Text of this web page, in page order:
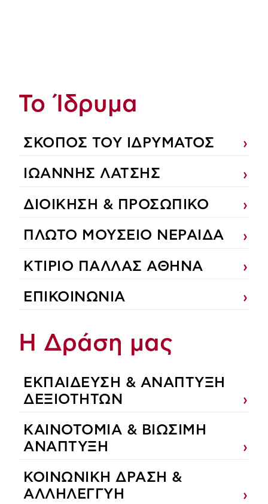
Το Ίδρυμα
ΣΚΟΠΟΣ ΤΟΥ ΙΔΡΥΜΑΤΟΣ
ΙΩΑΝΝΗΣ ΛΑΤΣΗΣ
ΔΙΟΙΚΗΣΗ & ΠΡΟΣΩΠΙΚΟ
ΠΛΩΤΟ ΜΟΥΣΕΙΟ ΝΕΡΑΙΔΑ
ΚΤΙΡΙΟ ΠΑΛΛΑΣ ΑΘΗΝΑ
ΕΠΙΚΟΙΝΩΝΙΑ
Η Δράση μας
ΕΚΠΑIΔΕΥΣΗ & ΑΝΑΠΤΥΞΗ
ΔΕΞΙΟΤΗΤΩΝ
ΚΑΙΝΟΤΟΜΙΑ & ΒΙΩΣΙΜΗ
ΑΝΑΠΤΥΞΗ
ΚΟΙΝΩΝΙΚΗ ΔΡΑΣΗ &
ΑΛΛΗΛΕΓΓΥΗ